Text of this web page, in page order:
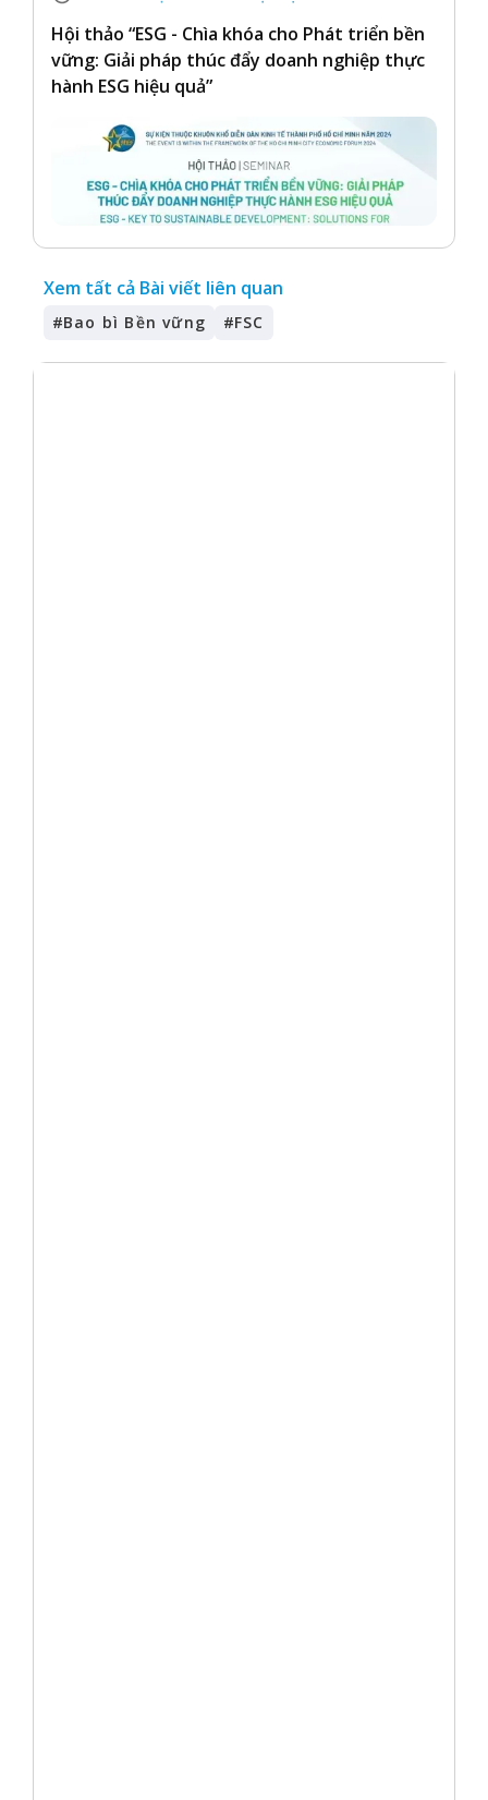
Hội thảo “ESG - Chìa khóa cho Phát triển bền
vững: Giải pháp thúc đẩy doanh nghiệp thực
hành ESG hiệu quả”
Xem tất cả Bài viết liên quan
#Bao bì Bền vững #FSC